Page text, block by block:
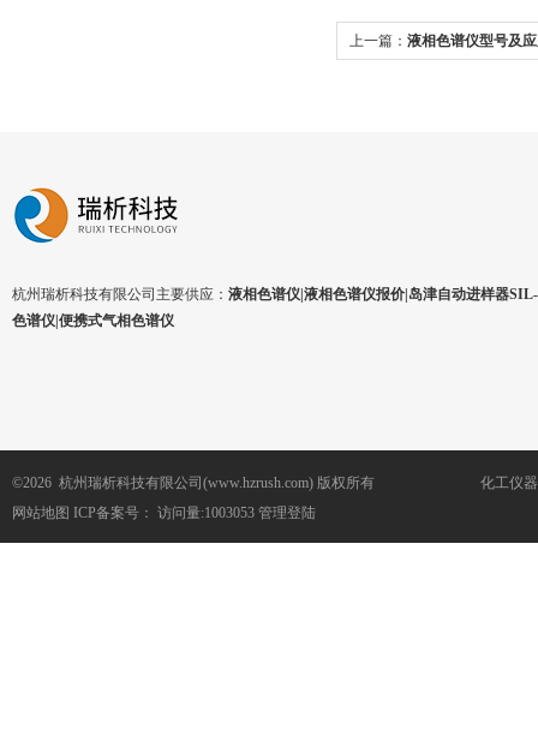
上一篇： 液相色谱仪型号及
杭州瑞析科技有限公司主要供应： 液相色谱仪|液相色谱仪报价|岛津自动进样器
色谱仪|便携式气相色谱仪
©2026 杭州瑞析科技有限公司(www.hzrush.com) 版权所有
网站地图 ICP备案号： 访问量:1003053 管理登陆
化工仪